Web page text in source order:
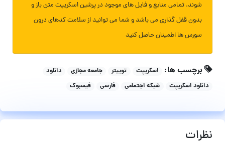
شوند. تمامی منابع و فایل های موجود در پرشین اسکریپت متن باز و
بدون قفل گذاری می باشد و شما می توانید از سلامت کدهای درون
سورس ها اطمینان حاصل کنید
برچسب ها: اسکریپت توییتر جامعه مجازی
دانلود
دانلود اسکریپت
شبکه اجتماعی فارسی فیسبوک
نظرات